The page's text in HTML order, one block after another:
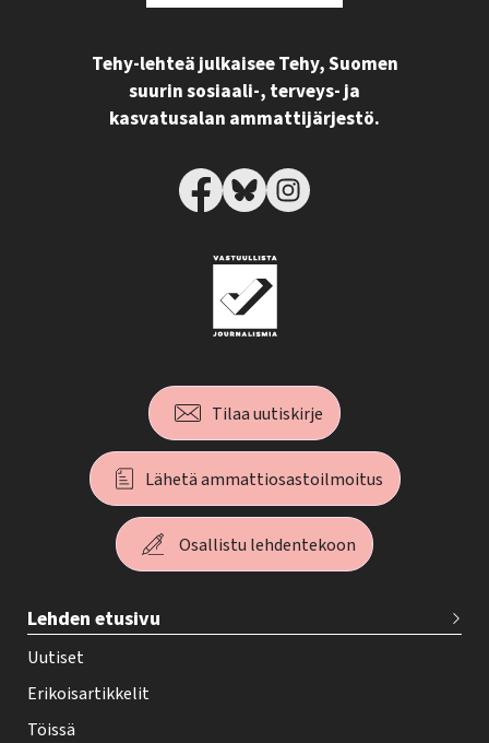
Tehy-lehteä julkaisee Tehy, Suomen
suurin sosiaali-, terveys- ja
kasvatusalan ammattijärjestö.
Tilaa uutiskirje
Lähetä ammattiosastoilmoitus
Osallistu lehdentekoon
e
h
y
-
Lehden etusivu
Uutiset
Erikoisartikkelit
Töissä